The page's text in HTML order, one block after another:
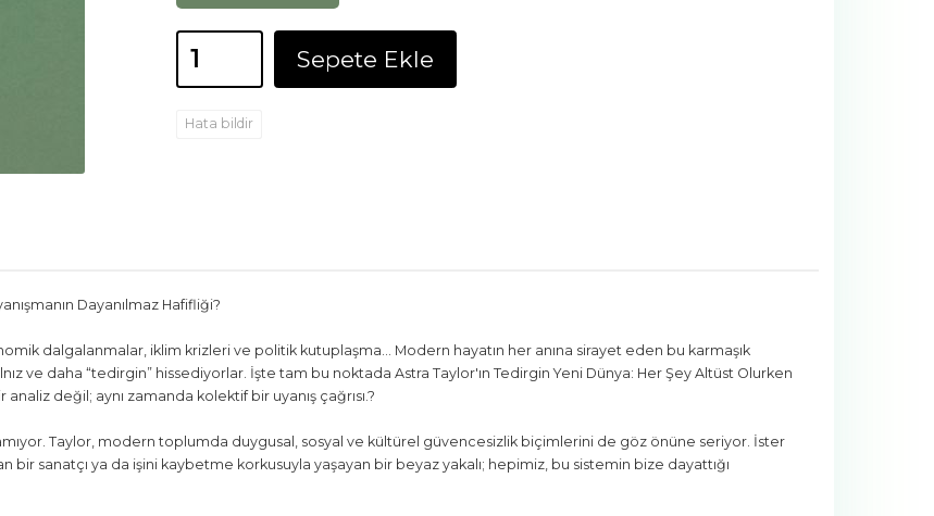
Sepete Ekle
Hata bildir
Dayanılmaz Hafifliği?
dalgalanmalar, iklim krizleri ve politik kutuplaşma… Modern hayatın her anına sirayet eden bu karmaşık
ve daha “tedirgin” hissediyorlar. İşte tam bu noktada Astra Taylor'ın Tedirgin Yeni Dünya: Her Şey Altüst Olurken
değil; aynı zamanda kolektif bir uyanış çağrısı.?
Taylor, modern toplumda duygusal, sosyal ve kültürel güvencesizlik biçimlerini de göz önüne seriyor. İster
bir sanatçı ya da işini kaybetme korkusuyla yaşayan bir beyaz yakalı; hepimiz, bu sistemin bize dayattığı